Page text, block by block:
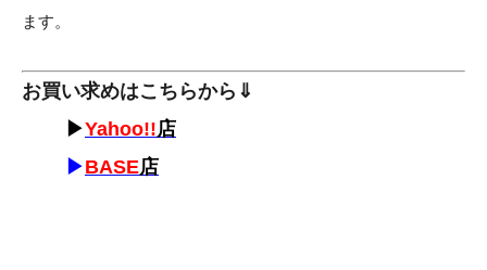
ます。
お買い求めはこちらから⇓
▶Yahoo!!店
▶BASE店